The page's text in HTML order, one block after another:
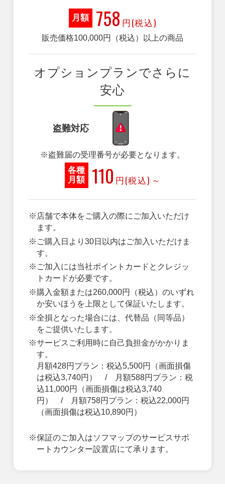
月額 758 円(税込)
販売価格100,000円（税込）以上の商品
オプションプランでさらに
安心
盗難対応
※盗難届の受理番号が必要となります。
各種
月額
110 円(税込) ～
※店舗で本体をご購入の際にご加入いただけ
ます。
※ご購入日より30日以内はご加入いただけま
す。
※ご加入には当社ポイントカードとクレジッ
トカードが必要です。
※購入金額または260,000円（税込）のいずれ
か安いほうを上限として保証いたします。
※全損となった場合には、代替品（同等品）
をご提供いたします。
※サービスご利用時に自己負担金がかかりま
す。
月額428円プラン：税込5,500円（画面損傷
は税込3,740円） / 月額588円プラン：税
込11,000円（画面損傷は税込3,740
円） / 月額758円プラン：税込22,000円
（画面損傷は税込10,890円）
※保証のご加入はソフマップのサービスサポ
ートカウンター設置店にて承ります。